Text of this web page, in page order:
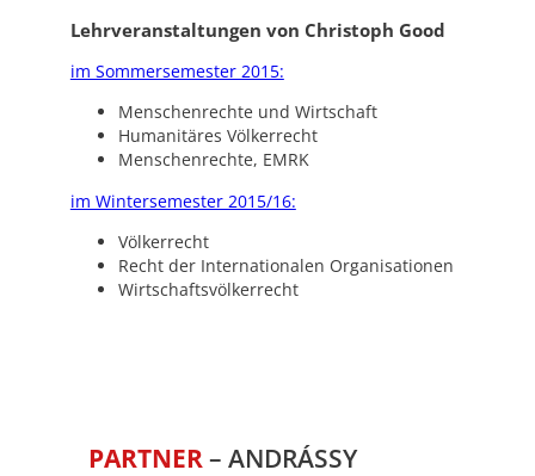
Lehrveranstaltungen von Christoph Good
im Sommersemester 2015:
Menschenrechte und Wirtschaft
Humanitäres Völkerrecht
Menschenrechte, EMRK
im Wintersemester 2015/16:
Völkerrecht
Recht der Internationalen Organisationen
Wirtschaftsvölkerrecht
PARTNER – ANDRÁSSY